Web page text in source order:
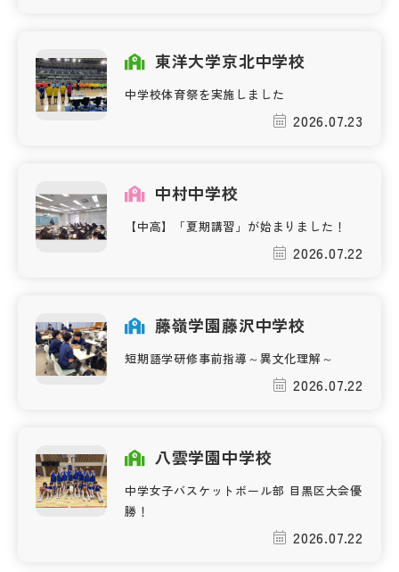
サイトマップ
東洋大学京北中学校
中学校体育祭を実施しました
2026.07.23
中村中学校
【中高】「夏期講習」が始まりました！
2026.07.22
藤嶺学園藤沢中学校
短期語学研修事前指導～異文化理解～
2026.07.22
八雲学園中学校
中学女子バスケットボール部 目黒区大会優
勝！
2026.07.22